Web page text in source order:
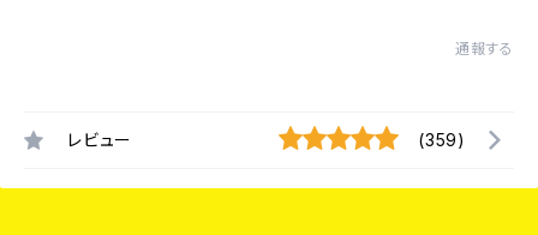
通報する
レビュー (359)